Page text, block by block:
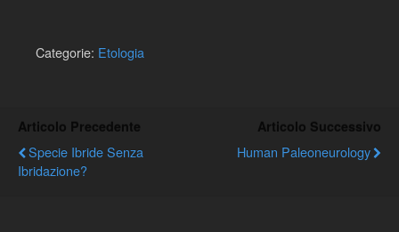
Categorie: Etologia
Articolo Precedente
Specie Ibride Senza
Ibridazione?
Articolo Successivo
Human Paleoneurology